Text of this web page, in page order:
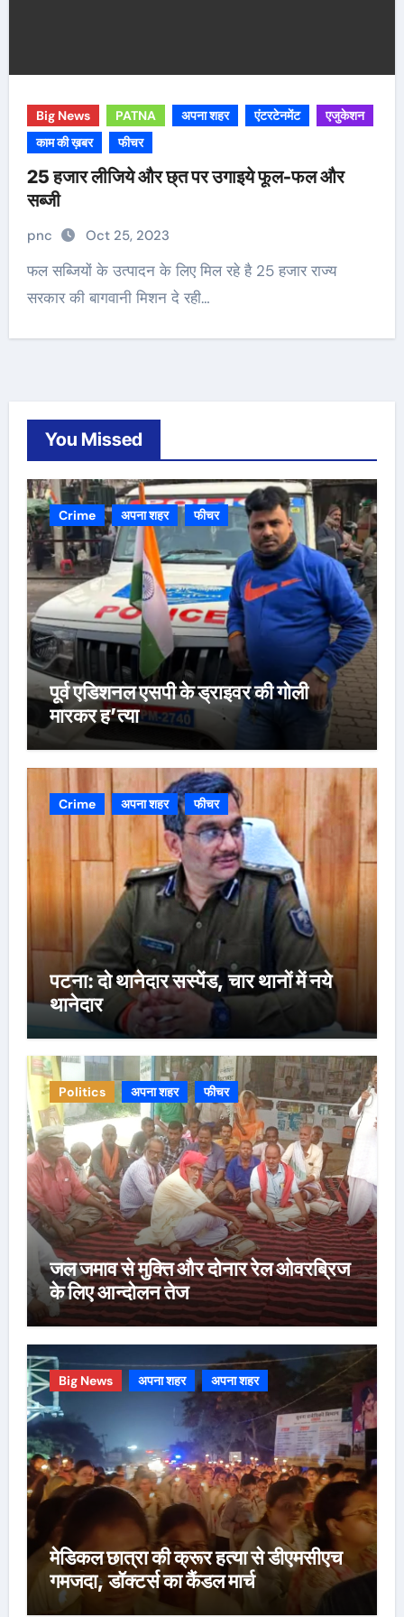
Big News PATNA अपना शहर एंटरटेनमेंट
एजुकेशन
काम की ख़बर
फीचर
25 हजार लीजिये और छ्त पर उगाइये फूल-फल और
सब्जी
pnc Oct 25, 2023
फल सब्जियों के उत्पादन के लिए मिल रहे है 25 हजार राज्य
सरकार की बागवानी मिशन दे रही…
You Missed
Crime अपना शहर फीचर
पूर्व एडिशनल एसपी के ड्राइवर की गोली
मारकर ह’त्या
Crime अपना शहर फीचर
पटना: दो थानेदार सस्पेंड, चार थानों में नये
थानेदार
Politics अपना शहर फीचर
जल जमाव से मुक्ति और दोनार रेल ओवरब्रिज
के लिए आन्दोलन तेज
Big News अपना शहर अपना शहर
मेडिकल छात्रा की क्रूर हत्या से डीएमसीएच
गमजदा, डॉक्टर्स का कैंडल मार्च